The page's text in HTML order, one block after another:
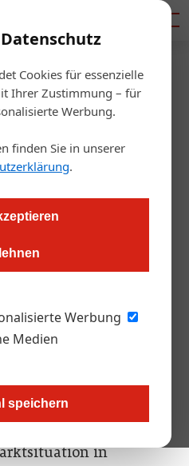
Cookies für essenzielle
Ihrer Zustimmung – für
Werbung.
finden Sie in unserer
.
Werbung
Medien
speichern
/Gastro & Hotel
Alarm:
Personalnot
positiver Geschäftsprognosen
wird immer
zu einem Verlust an
in